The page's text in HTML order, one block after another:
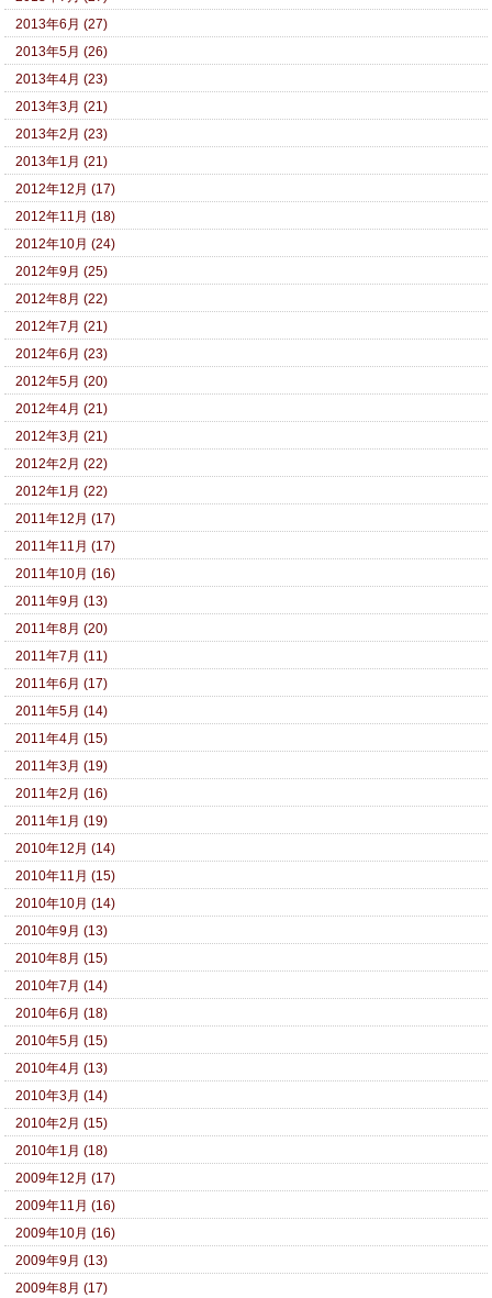
2013年6月 (27)
2013年5月 (26)
2013年4月 (23)
2013年3月 (21)
2013年2月 (23)
2013年1月 (21)
2012年12月 (17)
2012年11月 (18)
2012年10月 (24)
2012年9月 (25)
2012年8月 (22)
2012年7月 (21)
2012年6月 (23)
2012年5月 (20)
2012年4月 (21)
2012年3月 (21)
2012年2月 (22)
2012年1月 (22)
2011年12月 (17)
2011年11月 (17)
2011年10月 (16)
2011年9月 (13)
2011年8月 (20)
2011年7月 (11)
2011年6月 (17)
2011年5月 (14)
2011年4月 (15)
2011年3月 (19)
2011年2月 (16)
2011年1月 (19)
2010年12月 (14)
2010年11月 (15)
2010年10月 (14)
2010年9月 (13)
2010年8月 (15)
2010年7月 (14)
2010年6月 (18)
2010年5月 (15)
2010年4月 (13)
2010年3月 (14)
2010年2月 (15)
2010年1月 (18)
2009年12月 (17)
2009年11月 (16)
2009年10月 (16)
2009年9月 (13)
2009年8月 (17)